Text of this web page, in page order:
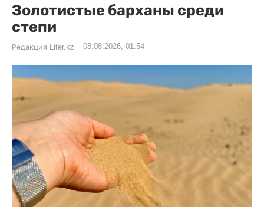
Золотистые барханы среди
степи
Редакция Liter.kz 08.08.2026, 01:54